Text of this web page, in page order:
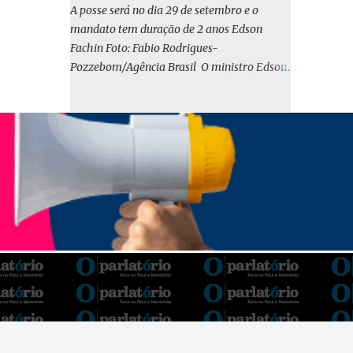
em iene japonês é mais vantajosa sob os
aspectos econômico e financeiro. Embora o
custo dos juros em dólares possa parecer
inferior no curto prazo, a opção pelo iene
tanto pela sua menor volatilidade cambial
quanto pela estabilidade da taxa de juros
atrelada à TONA”, explica. O deputado
Gustavo Neiva (PP) votou contra o projeto de
l...
A posse será no dia 29 de setembro e o
mandato tem duração de 2 anos Edson
Fachin Foto: Fabio Rodrigues-
Pozzebom/Agência Brasil O ministro Edson
Tribunal Federal (STF) pelos próximos dois
anos. O vice-presidente será o ministro
Alexandre de Moraes. A posse será no dia 29
de setembro. A votação foi feita de forma
simbólica pelo plenário da Corte.
Atualmente, Fachin é o vice-presidente e,
pelo critério de antiguidade, deve assumir o
cargo. Conforme o regimento interno, o
tribunal deve ser comandado pelo ministro
mais antigo que ainda não presidiu a Corte.
O novo presidente vai suceder a Luís Roberto